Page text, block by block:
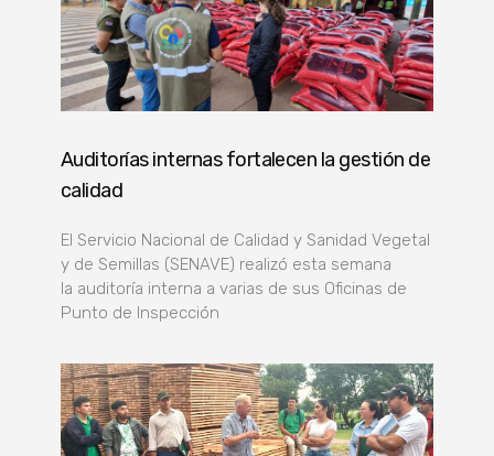
Auditorías internas fortalecen la gestión de
calidad
El Servicio Nacional de Calidad y Sanidad Vegetal
y de Semillas (SENAVE) realizó esta semana
la auditoría interna a varias de sus Oficinas de
Punto de Inspección